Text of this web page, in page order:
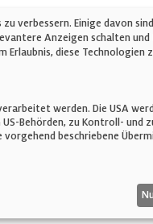
Cookie-
verbessern. Einige davon
Anzeigen schalten
diese
werden. Die USA
Behörden, zu Kontroll- und
vorgehend beschriebene